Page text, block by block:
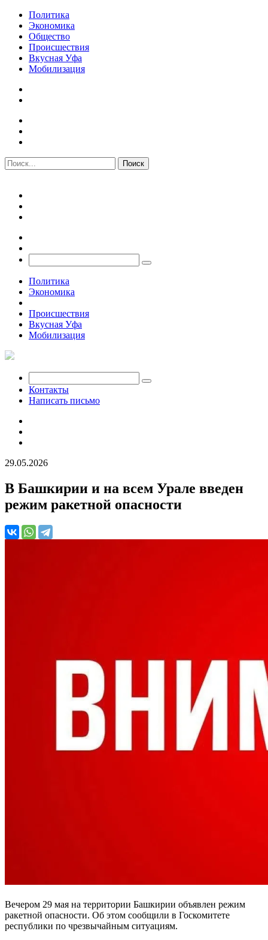
Политика
Экономика
Общество
Происшествия
Вкусная Уфа
Мобилизация
Политика
Экономика
Происшествия
Вкусная Уфа
Мобилизация
Контакты
Написать письмо
29.05.2026
В Башкирии и на всем Урале введен
режим ракетной опасности
Вечером 29 мая на территории Башкирии объявлен режим
ракетной опасности. Об этом сообщили в Госкомитете
республики по чрезвычайным ситуациям.